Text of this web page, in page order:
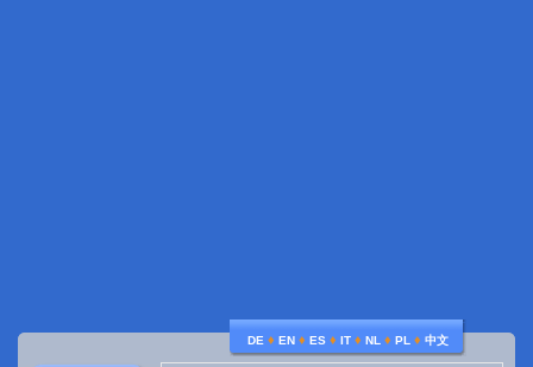
DE ♦ EN ♦ ES ♦ IT ♦ NL ♦ PL ♦ 中文